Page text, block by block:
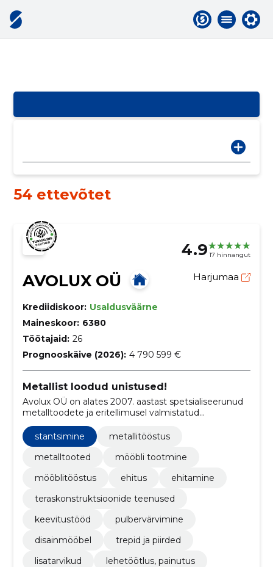
54 ettevõtet
4.9 17 hinnangut
AVOLUX OÜ Harjumaa
Krediidiskoor: Usaldusväärne
Maineskoor: 6380
Töötajaid: 26
Prognooskäive (2026): 4 790 599 €
Metallist loodud unistused!
Avolux OÜ on alates 2007. aastast spetsialiseerunud
metalltoodete ja eritellimusel valmistatud
disainmööbli tootmisele, pakkudes laia valikut
metallmööblit, disainmööblit, metallkappe ja
mitmesuguseid metallitöid.
stantsimine
metallitööstus
metalltooted
mööbli tootmine
mööblitööstus
ehitus
ehitamine
teraskonstruktsioonide teenused
keevitustööd
pulbervärvimine
disainmööbel
trepid ja piirded
lisatarvikud
lehetöötlus, painutus